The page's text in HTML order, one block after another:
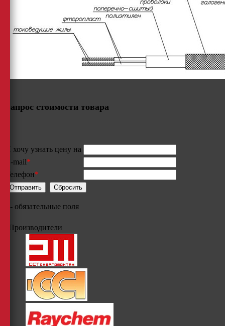
Запрос стоимости товара
Я хочу узнать цену на
E-mail*
Телефон*
- обязательные поля
Производители